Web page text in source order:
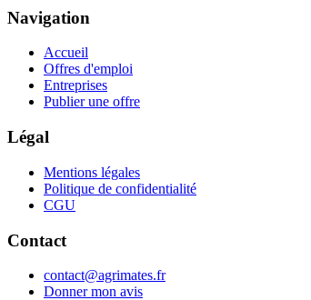
Navigation
Accueil
Offres d'emploi
Entreprises
Publier une offre
Légal
Mentions légales
Politique de confidentialité
CGU
Contact
contact@agrimates.fr
Donner mon avis